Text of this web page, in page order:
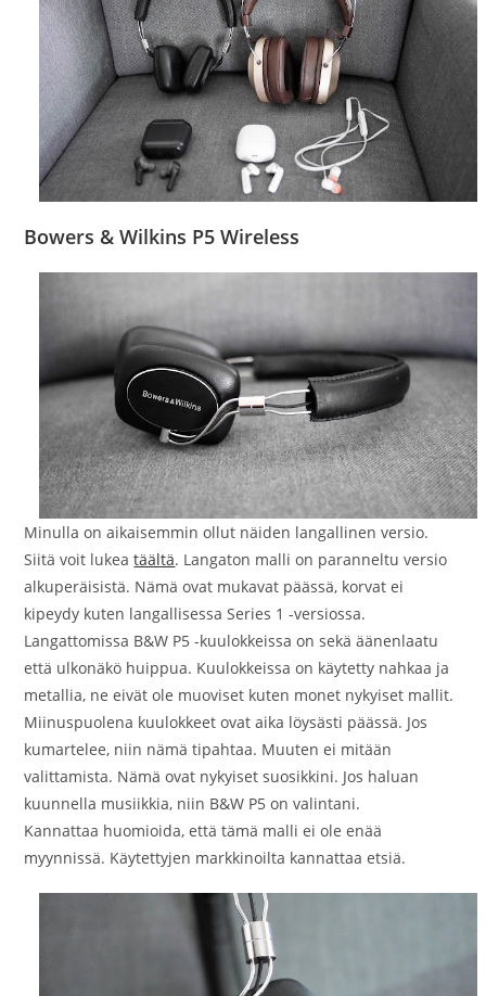
Bowers & Wilkins P5 Wireless
Minulla on aikaisemmin ollut näiden langallinen versio.
Siitä voit lukeatäältä. Langaton malli on paranneltu versio
alkuperäisistä. Nämä ovat mukavat päässä, korvat ei
kipeydy kuten langallisessa Series 1 -versiossa.
Langattomissa B&W P5 -kuulokkeissa on sekä äänenlaatu
että ulkonäkö huippua. Kuulokkeissa on käytetty nahkaa ja
metallia, ne eivät ole muoviset kuten monet nykyiset mallit.
Miinuspuolena kuulokkeet ovat aika löysästi päässä. Jos
kumartelee, niin nämä tipahtaa. Muuten ei mitään
valittamista. Nämä ovat nykyiset suosikkini. Jos haluan
kuunnella musiikkia, niin B&W P5 on valintani.
Kannattaa huomioida, että tämä malli ei ole enää
myynnissä. Käytettyjen markkinoilta kannattaa etsiä.